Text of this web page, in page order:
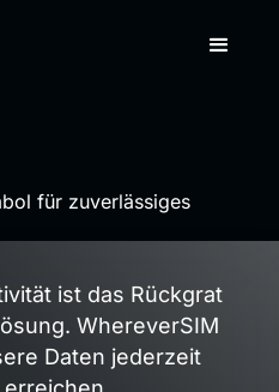
ist das Rückgrat
WhereverSIM
Daten jederzeit